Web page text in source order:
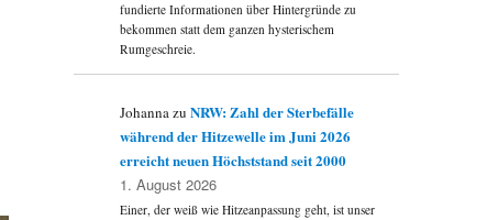
fundierte Informationen über Hintergründe zu
bekommen statt dem ganzen hysterischem
Rumgeschreie.
JohannazuNRW: Zahl der Sterbefälle
während der Hitzewelle im Juni 2026
erreicht neuen Höchststand seit 2000
1. August 2026
Einer, der weiß wie Hitzeanpassung geht, ist unser